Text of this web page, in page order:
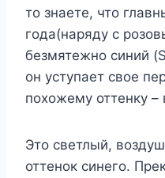
то знаете, что
года(наряду с
безмятежно синий
он уступает свое
похожему оттенку
Это светлый,
оттенок синего.